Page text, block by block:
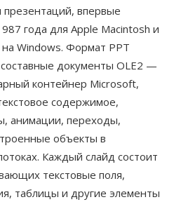
впервые
года для Apple Macintosh и
Windows. Формат PPT
документы OLE2 —
контейнер Microsoft,
содержимое,
анимации, переходы,
объекты в
Каждый слайд состоит
текстовые поля,
таблицы и другие элементы